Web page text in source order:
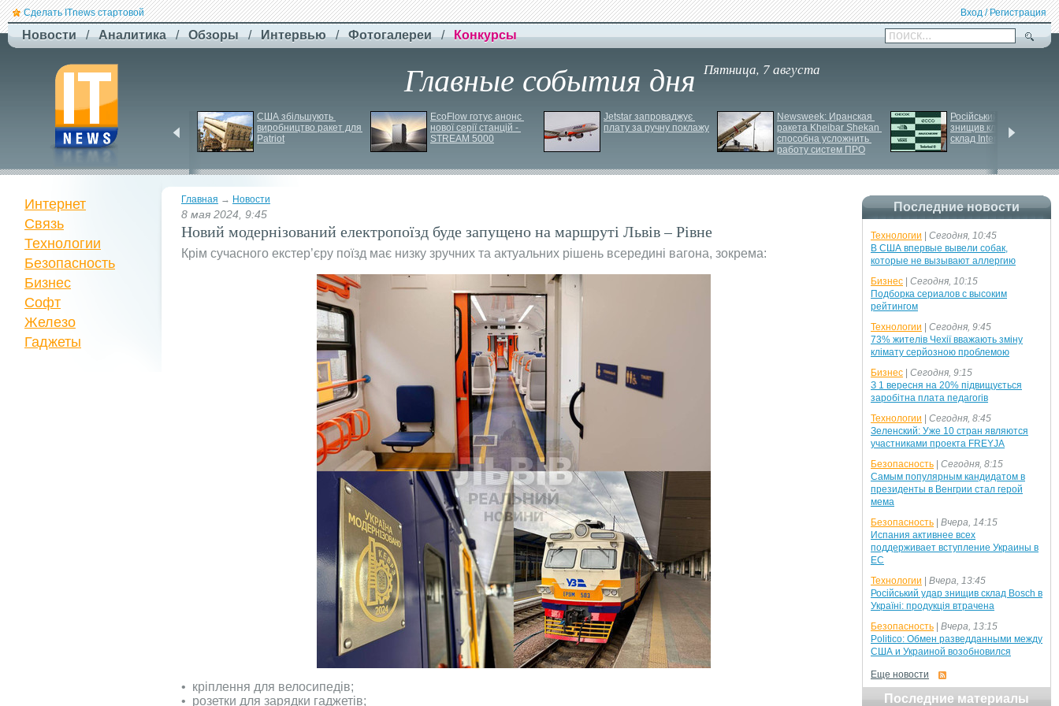
Сделать ITnews стартовой Вход / Регистрация
Новости / Аналитика / Обзоры / Интервью / Фотогалереи / Конкурсы поиск...
Главные события дня Пятница, 7 августа
платною через високі
витрати на роботу ІІ
США збільшують
виробництво ракет для
Patriot
EcoFlow готує анонс
нової серії станцій -
STREAM 5000
Jetstar запроваджує
плату за ручну поклажу
Newsweek: Иранская
ракета Kheibar Shekan
способна усложнить
работу систем ПРО
Російський удар
знищив ключовий
склад Intertop Ukraine
Главная → Новости
8 мая 2024, 9:45
Новий модернізований електропоїзд буде запущено на маршруті Львів – Рівне
Крім сучасного екстер’єру поїзд має низку зручних та актуальних рішень всередині вагона, зокрема:
•⁠ ⁠кріплення для велосипедів;
•⁠ ⁠розетки для зарядки гаджетів;
Интернет
Связь
Технологии
Безопасность
Бизнес
Софт
Железо
Гаджеты
Последние новости
Технологии
Сегодня, 10:45
В США впервые вывели собак,
которые не вызывают аллергию
Бизнес
Сегодня, 10:15
Подборка сериалов с высоким
рейтингом
Технологии
Сегодня, 9:45
73% жителів Чехії вважають зміну
клімату серйозною проблемою
Бизнес
Сегодня, 9:15
З 1 вересня на 20% підвищується
заробітна плата педагогів
Технологии
Сегодня, 8:45
Зеленский: Уже 10 стран являются
участниками проекта FREYJA
Безопасность
Сегодня, 8:15
Самым популярным кандидатом в
президенты в Венгрии стал герой
мема
Безопасность
Вчера, 14:15
Испания активнее всех
поддерживает вступление Украины в
ЕС
Технологии
Вчера, 13:45
Російський удар знищив склад Bosch в
Україні: продукція втрачена
Безопасность
Вчера, 13:15
Politico: Обмен разведданными между
США и Украиной возобновился
Еще новости
Последние материалы